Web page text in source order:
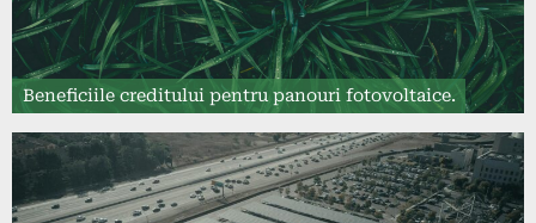
Beneficiile creditului pentru panouri fotovoltaice.